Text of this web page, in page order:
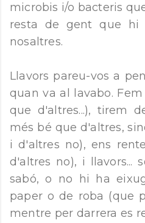
microbis i/o bacteris
resta de gent que hi
nosaltres.
Llavors pareu-vos a
quan va al lavabo.
que d'altres...), tirem
més bé que d'altres,
i d'altres no), ens
d'altres no), i llavors...
sabó, o no hi ha
paper o de roba (que
mentre per darrera es